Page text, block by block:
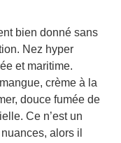
bien donné sans
Nez hyper
et maritime.
crème à la
douce fumée de
Ce n’est un
alors il